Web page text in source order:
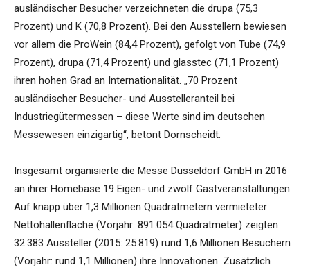
ausländischer Besucher verzeichneten die drupa (75,3
Prozent) und K (70,8 Prozent). Bei den Ausstellern bewiesen
vor allem die ProWein (84,4 Prozent), gefolgt von Tube (74,9
Prozent), drupa (71,4 Prozent) und glasstec (71,1 Prozent)
ihren hohen Grad an Internationalität. „70 Prozent
ausländischer Besucher- und Ausstelleranteil bei
Industriegütermessen – diese Werte sind im deutschen
Messewesen einzigartig“, betont Dornscheidt.
Insgesamt organisierte die Messe Düsseldorf GmbH in 2016
an ihrer Homebase 19 Eigen- und zwölf Gastveranstaltungen.
Auf knapp über 1,3 Millionen Quadratmetern vermieteter
Nettohallenfläche (Vorjahr: 891.054 Quadratmeter) zeigten
32.383 Aussteller (2015: 25.819) rund 1,6 Millionen Besuchern
(Vorjahr: rund 1,1 Millionen) ihre Innovationen. Zusätzlich